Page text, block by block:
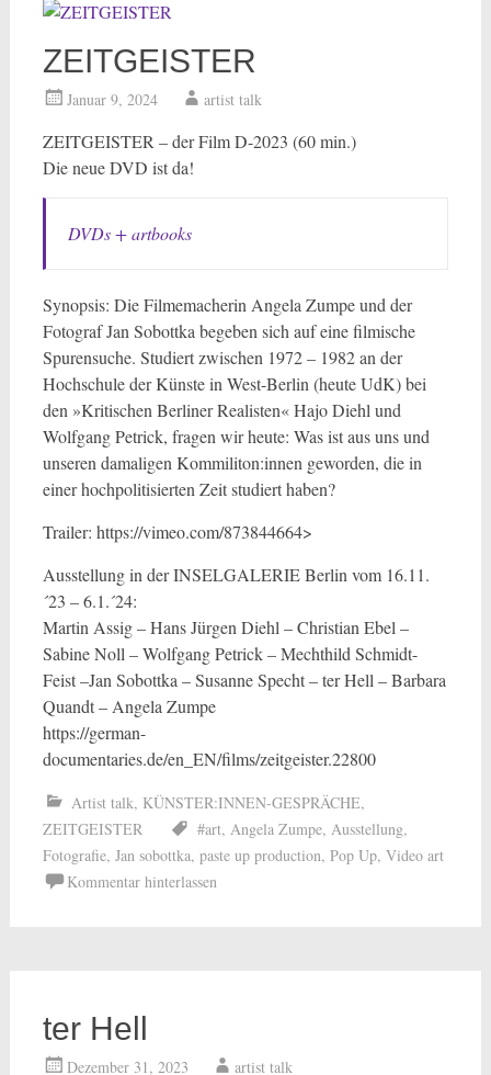
ZEITGEISTER
Januar 9, 2024 artist talk
ZEITGEISTER – der Film D-2023 (60 min.)
Die neue DVD ist da!
DVDs + artbooks
Synopsis: Die Filmemacherin Angela Zumpe und der
Fotograf Jan Sobottka begeben sich auf eine filmische
Spurensuche. Studiert zwischen 1972 – 1982 an der
Hochschule der Künste in West-Berlin (heute UdK) bei
den »Kritischen Berliner Realisten« Hajo Diehl und
Wolfgang Petrick, fragen wir heute: Was ist aus uns und
unseren damaligen Kommiliton:innen geworden, die in
einer hochpolitisierten Zeit studiert haben?
Trailer: https://vimeo.com/873844664>
Ausstellung in der INSELGALERIE Berlin vom 16.11.
´23 – 6.1.´24:
Martin Assig – Hans Jürgen Diehl – Christian Ebel –
Sabine Noll – Wolfgang Petrick – Mechthild Schmidt-
Feist –Jan Sobottka – Susanne Specht – ter Hell – Barbara
Quandt – Angela Zumpe
https://german-
documentaries.de/en_EN/films/zeitgeister.22800
Artist talk, KÜNSTER:INNEN-GESPRÄCHE,
ZEITGEISTER
#art, Angela Zumpe, Ausstellung,
Fotografie, Jan sobottka, paste up production, Pop Up, Video art
Kommentar hinterlassen
ter Hell
Dezember 31, 2023 artist talk